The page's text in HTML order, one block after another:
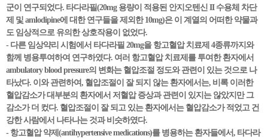
군이 연구되었다. 타다라필(20mg 용량이 적용된 안지오텐신 II 수용체 차단
제 및 amlodipine에 대한 연구들을 제외한 10mg)은 이 계열의 어떠한 약물과
도 임상적으로 유의한 상호작용이 없었다.
- 다른 임상약리 시험에서 타다라필 20mg을 항고혈압 치료제 4종류까지와
함께 병용투여하여 연구하였다. 여러 항고혈압 치료제를 투여한 환자에서
ambulatory blood pressure의 변화는 혈압조절 정도와 관련이 있는 것으로 나
타났다. 이와 관련하여, 혈압조절이 잘 되지 않는 환자에서는, 비록 이러한
혈압감소가 대부분의 환자에서 저혈압 증상과 관련이 있지는 않았지만 그
감소가 더 컸다. 혈압조절이 잘 되고 있는 환자에서는 혈압감소가 적었고 건
강한 사람에서 나타나는 것과 비슷하였다.
- 항고혈압 약제(antihypertensive medications)를 병용하는 환자들에서, 타다라